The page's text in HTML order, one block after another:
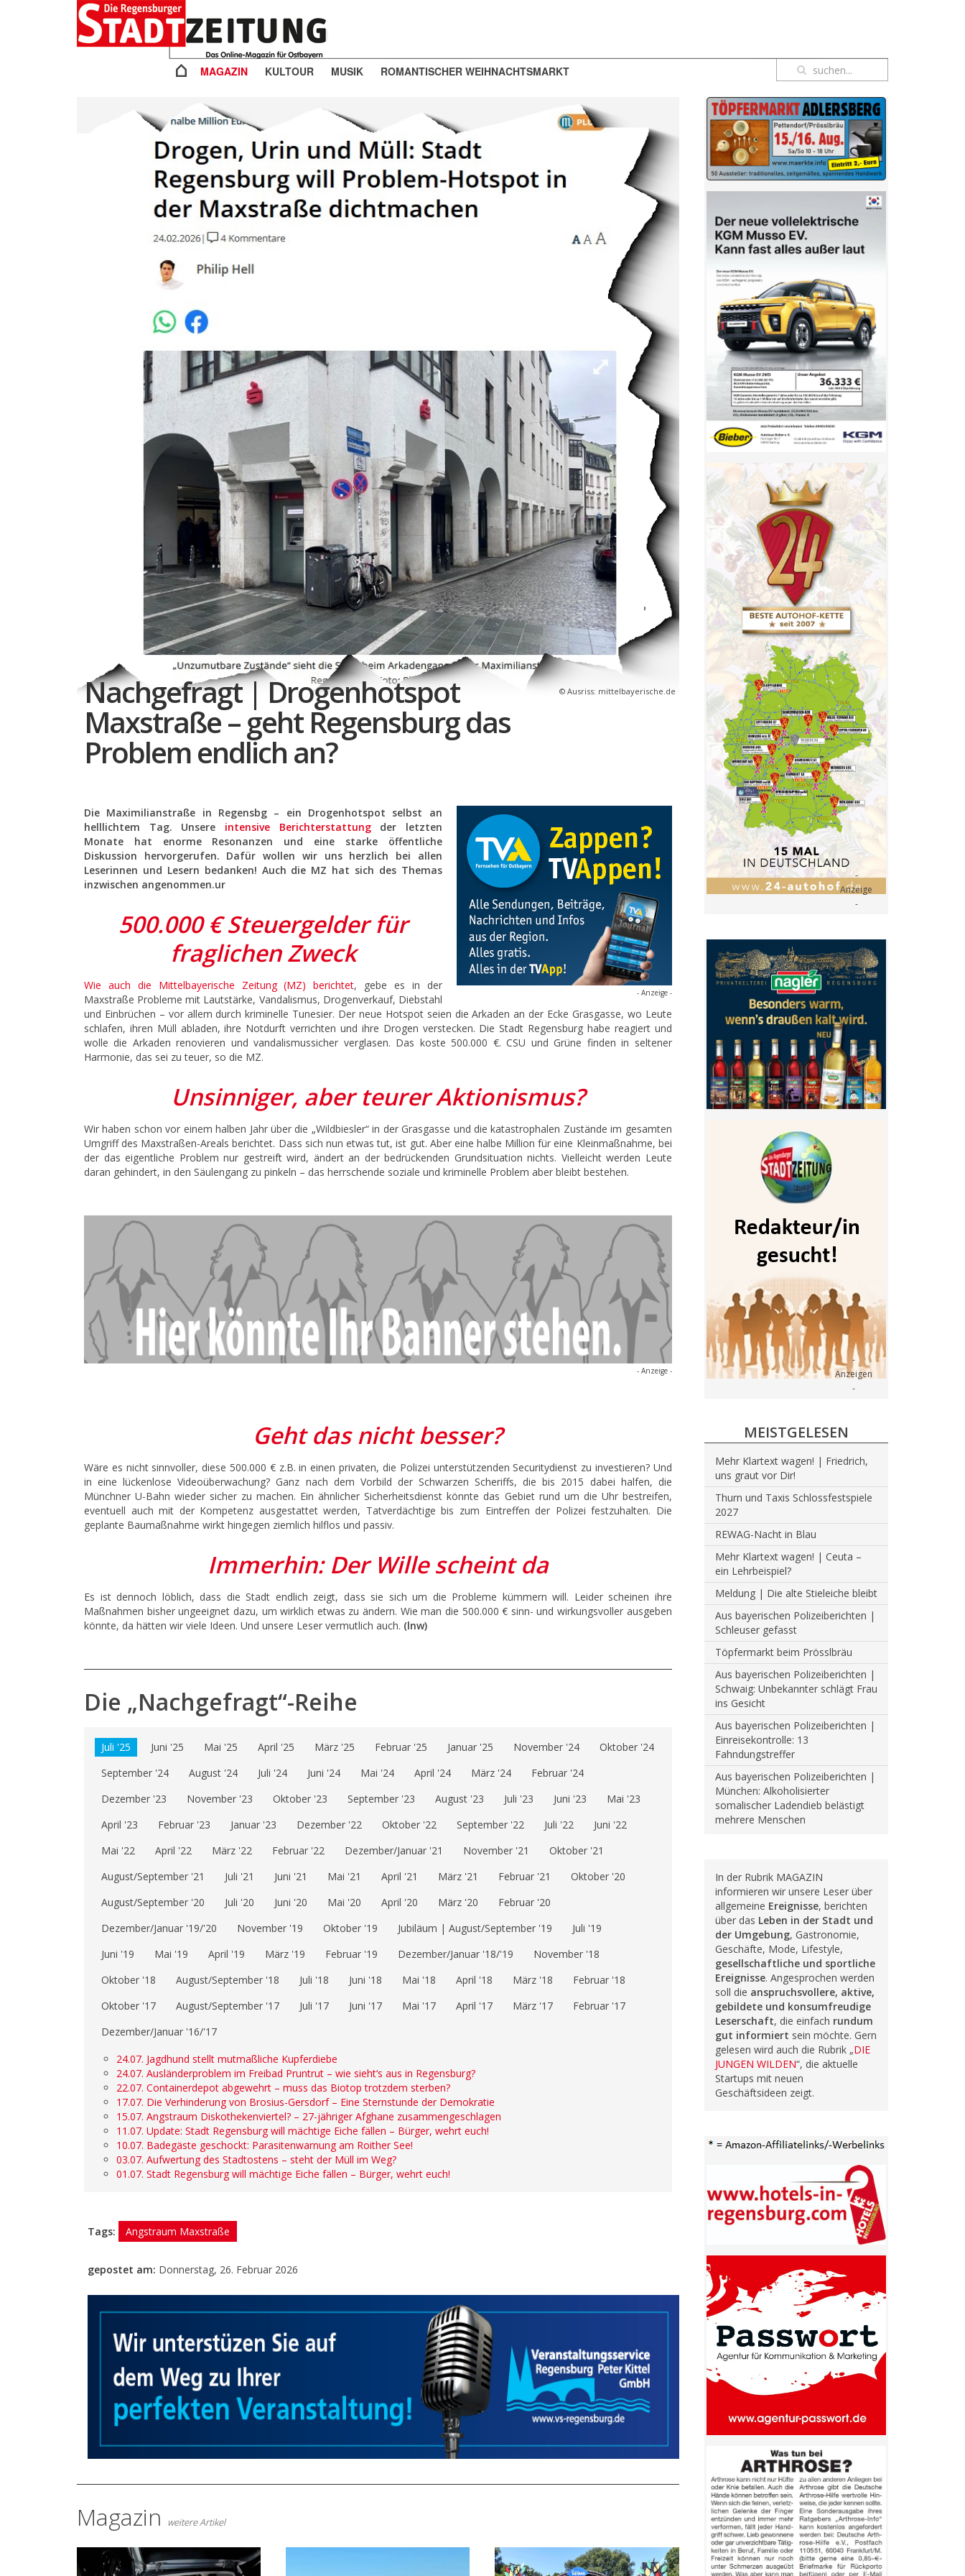
MAGAZIN KULTOUR MUSIK ROMANTISCHER WEIHNACHTSMARKT
Ausriss: mittelbayerische.de
Nachgefragt | Drogenhotspot
Maxstraße – geht Regensburg das
Problem endlich an?
- Anzeige -
Die Maximilianstraße in Regensbg – ein Drogenhotspot selbst an
helllichtem Tag. Unsere intensive Berichterstattungder letzten
Monate hat enorme Resonanzen und eine starke öffentliche
Diskussion hervorgerufen. Dafür wollen wir uns herzlich bei allen
Leserinnen und Lesern bedanken! Auch die MZ hat sich des Themas
inzwischen angenommen.ur
500.000 € Steuergelder für
fraglichen Zweck
Wie auch die Mittelbayerische Zeitung (MZ) berichtet, gebe es in der
Maxstraße Probleme mit Lautstärke, Vandalismus, Drogenverkauf, Diebstahl
und Einbrüchen – vor allem durch kriminelle Tunesier. Der neue Hotspot seien die Arkaden an der Ecke Grasgasse, wo Leute
schlafen, ihren Müll abladen, ihre Notdurft verrichten und ihre Drogen verstecken. Die Stadt Regensburg habe reagiert und
wolle die Arkaden renovieren und vandalismussicher verglasen. Das koste 500.000 €. CSU und Grüne finden in seltener
Harmonie, das sei zu teuer, so die MZ.
Unsinniger, aber teurer Aktionismus?
Wir haben schon vor einem halben Jahr über die „Wildbiesler“ in der Grasgasse und die katastrophalen Zustände im gesamten
Umgriff des Maxstraßen-Areals berichtet. Dass sich nun etwas tut, ist gut. Aber eine halbe Million für eine Kleinmaßnahme, bei
der das eigentliche Problem nur gestreift wird, ändert an der bedrückenden Grundsituation nichts. Vielleicht werden Leute
daran gehindert, in den Säulengang zu pinkeln – das herrschende soziale und kriminelle Problem aber bleibt bestehen.
- Anzeige -
Geht das nicht besser?
Wäre es nicht sinnvoller, diese 500.000 € z.B. in einen privaten, die Polizei unterstützenden Securitydienst zu investieren? Und
in eine lückenlose Videoüberwachung? Ganz nach dem Vorbild der Schwarzen Scheriffs, die bis 2015 dabei halfen, die
Münchner U-Bahn wieder sicher zu machen. Ein ähnlicher Sicherheitsdienst könnte das Gebiet rund um die Uhr bestreifen,
eventuell auch mit der Kompetenz ausgestattet werden, Tatverdächtige bis zum Eintreffen der Polizei festzuhalten. Die
geplante Baumaßnahme wirkt hingegen ziemlich hilflos und passiv.
Immerhin: Der Wille scheint da
Es ist dennoch löblich, dass die Stadt endlich zeigt, dass sie sich um die Probleme kümmern will. Leider scheinen ihre
Maßnahmen bisher ungeeignet dazu, um wirklich etwas zu ändern. Wie man die 500.000 € sinn- und wirkungsvoller ausgeben
könnte, da hätten wir viele Ideen. Und unsere Leser vermutlich auch. (lnw)
Die „Nachgefragt“-Reihe
Juli '25 Juni '25 Mai '25 April '25 März '25 Februar '25 Januar '25 November '24
Oktober '24
September '24
August '24 Juli '24 Juni '24 Mai '24 April '24 März '24
Februar '24
Dezember '23
November '23 Oktober '23 September '23 August '23 Juli '23 Juni '23
Mai '23
April '23
Februar '23 Januar '23 Dezember '22 Oktober '22 September '22 Juli '22
Juni '22
Mai '22
April '22 März '22 Februar '22 Dezember/Januar '21 November '21
Oktober '21
August/September '21
Juli '21 Juni '21 Mai '21 April '21 März '21 Februar '21
Oktober '20
August/September '20
Juli '20 Juni '20 Mai '20 April '20 März '20
Februar '20
Dezember/Januar '19/'20
November '19 Oktober '19 Jubiläum | August/September '19
Juli '19
Juni '19
Mai '19 April '19 März '19 Februar '19 Dezember/Januar '18/'19
November '18
Oktober '18
August/September '18 Juli '18 Juni '18 Mai '18 April '18 März '18
Februar '18
Oktober '17
August/September '17 Juli '17 Juni '17 Mai '17 April '17 März '17
Februar '17
Dezember/Januar '16/'17
24.07. Jagdhund stellt mutmaßliche Kupferdiebe
24.07. Ausländerproblem im Freibad Pruntrut – wie sieht‘s aus in Regensburg?
22.07. Containerdepot abgewehrt – muss das Biotop trotzdem sterben?
17.07. Die Verhinderung von Brosius-Gersdorf – Eine Sternstunde der Demokratie
15.07. Angstraum Diskothekenviertel? – 27-jähriger Afghane zusammengeschlagen
11.07. Update: Stadt Regensburg will mächtige Eiche fällen – Bürger, wehrt euch!
10.07. Badegäste geschockt: Parasitenwarnung am Roither See!
03.07. Aufwertung des Stadtostens – steht der Müll im Weg?
01.07. Stadt Regensburg will mächtige Eiche fällen – Bürger, wehrt euch!
Tags: Angstraum Maxstraße
gepostet am: Donnerstag, 26. Februar 2026
Magazin weitere Artikel
MEISTGELESEN
Mehr Klartext wagen! | Friedrich,
uns graut vor Dir!
Thurn und Taxis Schlossfestspiele
2027
REWAG-Nacht in Blau
Mehr Klartext wagen! | Ceuta –
ein Lehrbeispiel?
Meldung | Die alte Stieleiche bleibt
Aus bayerischen Polizeiberichten |
Schleuser gefasst
Töpfermarkt beim Prösslbräu
Aus bayerischen Polizeiberichten |
Schwaig: Unbekannter schlägt Frau
ins Gesicht
Aus bayerischen Polizeiberichten |
Einreisekontrolle: 13
Fahndungstreffer
Aus bayerischen Polizeiberichten |
München: Alkoholisierter
somalischer Ladendieb belästigt
mehrere Menschen
In der Rubrik MAGAZIN
informieren wir unsere Leser über
allgemeine Ereignisse, berichten
über das Leben in der Stadt und
der Umgebung, Gastronomie,
Geschäfte, Mode, Lifestyle,
gesellschaftliche und sportliche
Ereignisse. Angesprochen werden
soll die anspruchsvollere, aktive,
gebildete und konsumfreudige
Leserschaft, die einfach rundum
gut informiert sein möchte. Gern
gelesen wird auch die Rubrik „DIE
JUNGEN WILDEN“, die aktuelle
Startups mit neuen
Geschäftsideen zeigt.